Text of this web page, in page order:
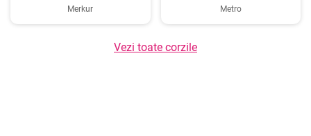
Merkur Metro
Vezi toate corzile